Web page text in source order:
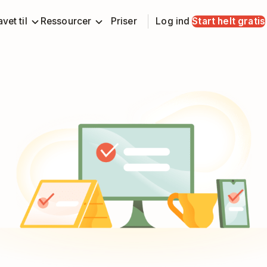
til Ressourcer Priser Log ind Start helt gratis